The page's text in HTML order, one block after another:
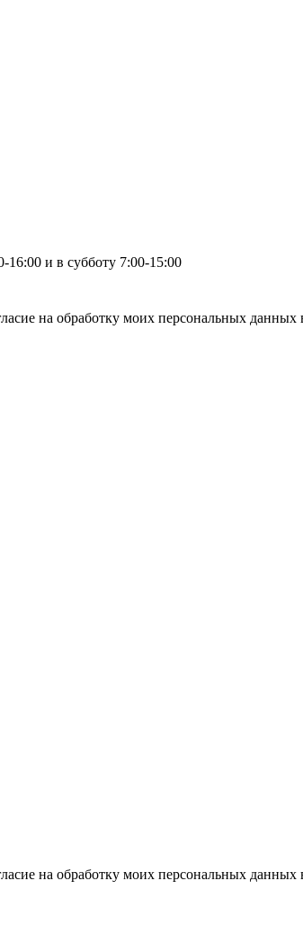
16:00 и в субботу 7:00-15:00
на обработку моих персональных данных
на обработку моих персональных данных